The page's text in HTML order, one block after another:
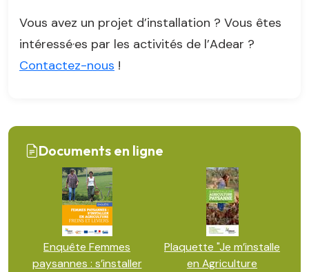
Vous avez un projet d’installation ? Vous êtes
intéressé·es par les activités de l’Adear ?
Contactez-nous !
Documents en ligne
Enquête Femmes
paysannes : s’installer
Plaquette "Je m’installe
en Agriculture